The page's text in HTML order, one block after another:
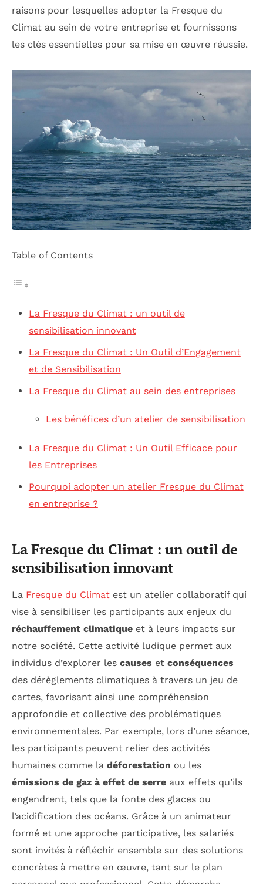
raisons pour lesquelles adopter la Fresque du
Climat au sein de votre entreprise et fournissons
les clés essentielles pour sa mise en œuvre réussie.
Table of Contents
La Fresque du Climat : un outil de
sensibilisation innovant
La Fresque du Climat : Un Outil d’Engagement
et de Sensibilisation
La Fresque du Climat au sein des entreprises
Les bénéfices d’un atelier de sensibilisation
La Fresque du Climat : Un Outil Efficace pour
les Entreprises
Pourquoi adopter un atelier Fresque du Climat
en entreprise ?
La Fresque du Climat : un outil de
sensibilisation innovant
La Fresque du Climat est un atelier collaboratif qui
vise à sensibiliser les participants aux enjeux du
réchauffement climatique et à leurs impacts sur
notre société. Cette activité ludique permet aux
individus d’explorer les causes et conséquences
des dérèglements climatiques à travers un jeu de
cartes, favorisant ainsi une compréhension
approfondie et collective des problématiques
environnementales. Par exemple, lors d’une séance,
les participants peuvent relier des activités
humaines comme la déforestation ou les
émissions de gaz à effet de serre aux effets qu’ils
engendrent, tels que la fonte des glaces ou
l’acidification des océans. Grâce à un animateur
formé et une approche participative, les salariés
sont invités à réfléchir ensemble sur des solutions
concrètes à mettre en œuvre, tant sur le plan